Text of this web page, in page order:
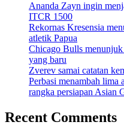
Ananda Zayn ingin
ITCR 1500
Rekornas Kresensia
atletik Papua
Chicago Bulls
yang baru
Zverev samai catatan
Perbasi menambah lima
rangka persiapan Asian
Recent Comments